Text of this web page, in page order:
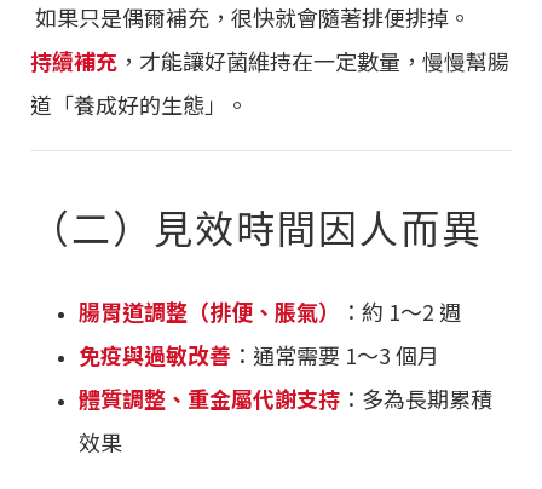
如果只是偶爾補充，很快就會隨著排便排掉。
持續補充 ，才能讓好菌維持在一定數量，慢慢幫腸
道「養成好的生態」。
（二）見效時間因人而異
腸胃道調整（排便、脹氣） ：約 1～2 週
免疫與過敏改善 ：通常需要 1～3個月
體質調整、重金屬代謝支持 ：多為長期累積
效果